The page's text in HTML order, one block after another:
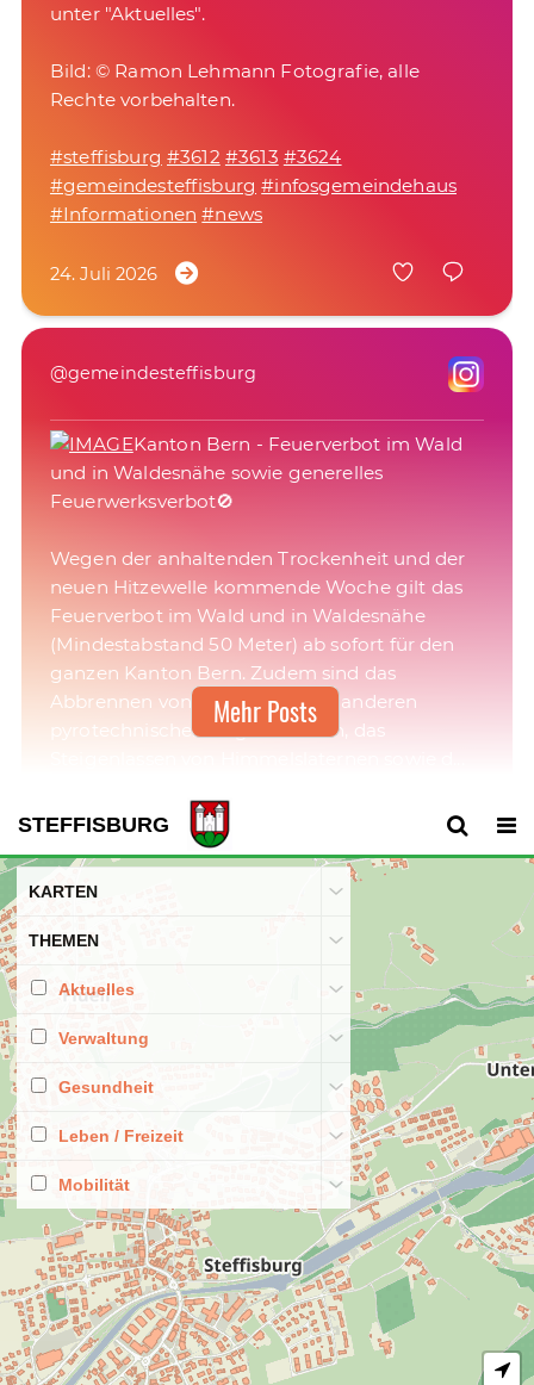
unter "Aktuelles".
Bild: © Ramon Lehmann Fotografie, alle
Rechte vorbehalten.
#steffisburg #3612 #3613 #3624
#gemeindesteffisburg #infosgemeindehaus
#Informationen #news
24. Juli 2026
@gemeindesteffisburg
Kanton Bern - Feuerverbot im Wald
und in Waldesnähe sowie generelles
Feuerwerksverbot🚫
Wegen der anhaltenden Trockenheit und der
neuen Hitzewelle kommende Woche gilt das
Feuerverbot im Wald und in Waldesnähe
(Mindestabstand 50 Meter) ab sofort für den
ganzen Kanton Bern. Zudem sind das
Abbrennen von Feuerwerk und anderen
pyrotechnischen Gegenständen, das
23. Juli 2026
@gemeindesteffisburg
Bereits steht die
Bundesfeier wieder vor der Tür. 🥳
Sie und Ihre Familie sind herzlich zu dieser
Feier am Samstag, 1. August 2026, ab 17.30 Uhr
auf dem Festgelände bei der Schulanlage
Schönau oder ab 17.00 Uhr auf dem Festplatz
"Bolzacherhügel" in Schwendibach
eingeladen.
Wir freuen uns auf Ihren Besuch. 🇨🇭
#steffisburg #3612 #3613 #3624
#gemeindesteffisburg #bundesfeier
#nationalfeiertag
Mehr Posts